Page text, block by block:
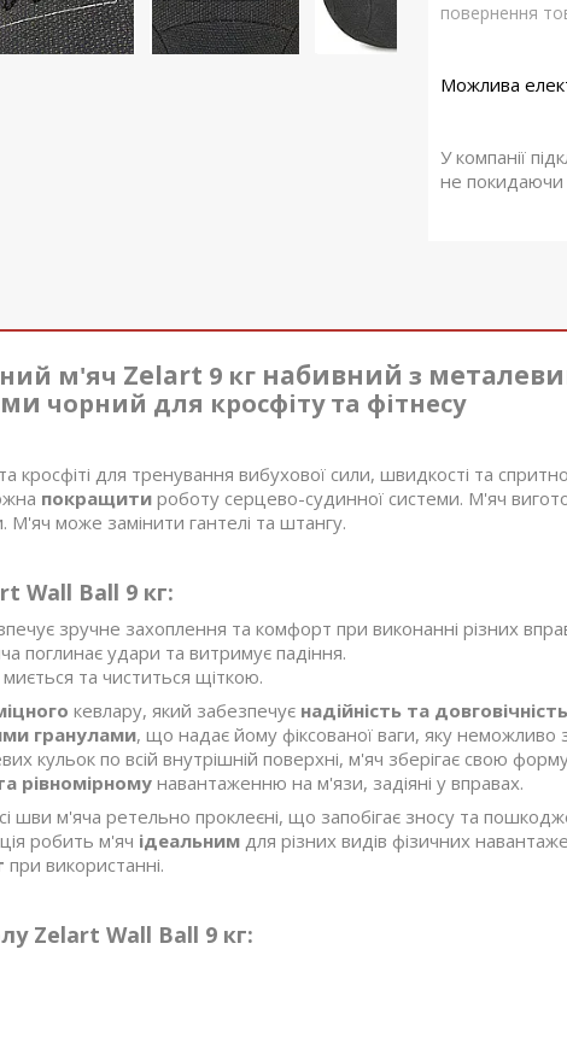
повернення
У компанії
не покидаючи
м'яч Zelart 9 кг набивний з
чорний для кросфіту та фітнесу
кросфіті для тренування вибухової сили, швидкості та
покращити роботу серцево-судинної системи. М'яч
М'яч може замінити гантелі та штангу.
Wall Ball 9 кг:
зручне захоплення та комфорт при виконанні різних
поглинає удари та витримує падіння.
та чиститься щіткою.
кевлару, який забезпечує надійність та довговічність
гранулами, що надає йому фіксованої ваги, яку неможливо
кульок по всій внутрішній поверхні, м'яч зберігає свою
рівномірному навантаженню на м'язи, задіяні у вправах.
шви м'яча ретельно проклеєні, що запобігає зносу та
робить м'яч ідеальним для різних видів фізичних
при використанні.
Zelart Wall Ball 9 кг: